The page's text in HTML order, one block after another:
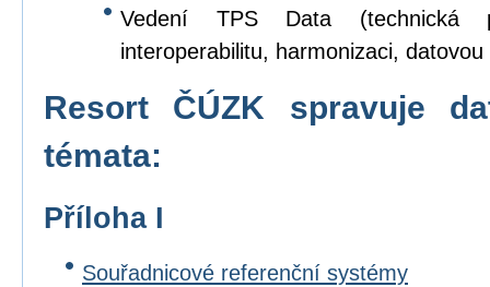
Vedení TPS Data (technická
interoperabilitu, harmonizaci,
Resort ČÚZK spravuje
témata:
Příloha I
Souřadnicové referenční systémy